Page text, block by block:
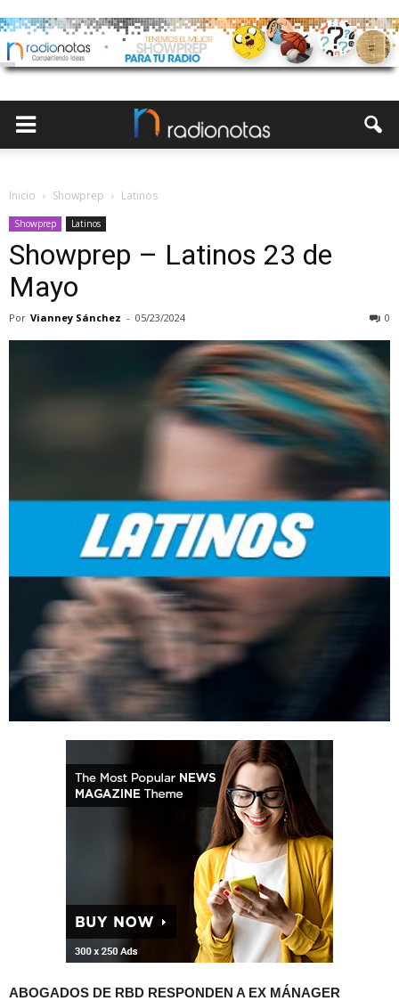
Inicio Showprep Latinos
Showprep Latinos
Showprep – Latinos 23 de
Mayo
Por Vianney Sánchez - 05/23/2024 0
ABOGADOS DE RBD RESPONDEN A EX MÁNAGER